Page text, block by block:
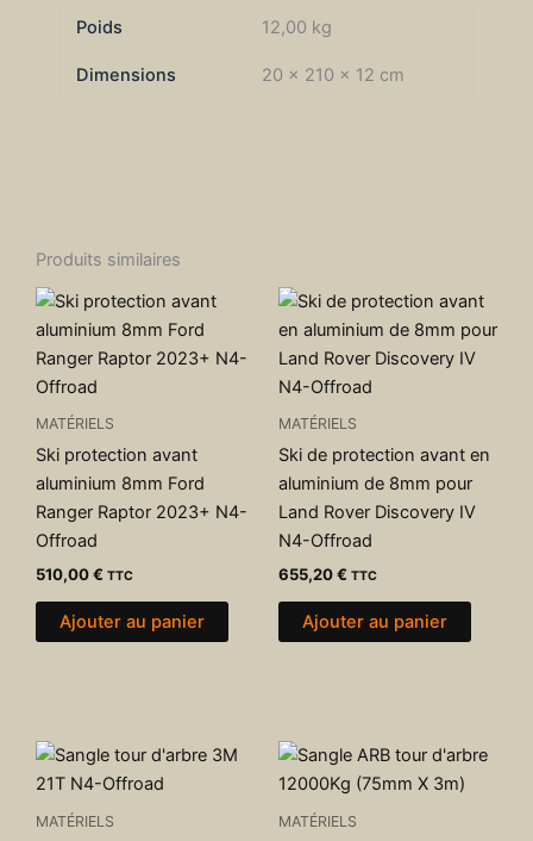
Poids 12,00 kg
Dimensions 20 × 210 × 12 cm
Produits similaires
MATÉRIELS
Ski protection avant
aluminium 8mm Ford
Ranger Raptor 2023+ N4-
Offroad
510,00€ TTC
Ajouter au panier
MATÉRIELS
Ski de protection avant en
aluminium de 8mm pour
Land Rover Discovery IV
N4-Offroad
655,20€ TTC
Ajouter au panier
MATÉRIELS MATÉRIELS